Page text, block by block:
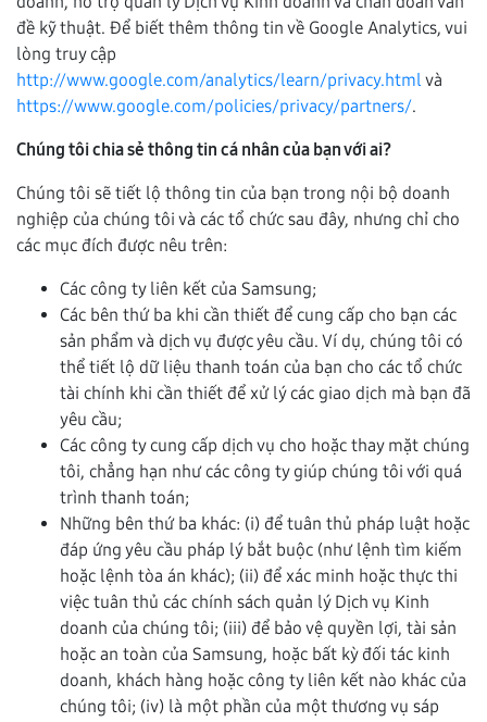
đề kỹ thuật. Để biết thêm thông tin về Google Analytics, vui
lòng truy cập
http://www.google.com/analytics/learn/privacy.htmlvà
https://www.google.com/policies/privacy/partners/.
Chúng tôi chia sẻ thông tin cá nhân của bạn với ai?
Chúng tôi sẽ tiết lộ thông tin của bạn trong nội bộ doanh
nghiệp của chúng tôi và các tổ chức sau đây, nhưng chỉ cho
các mục đích được nêu trên:
Các công ty liên kết của Samsung;
Các bên thứ ba khi cần thiết để cung cấp cho bạn các
sản phẩm và dịch vụ được yêu cầu. Ví dụ, chúng tôi có
thể tiết lộ dữ liệu thanh toán của bạn cho các tổ chức
tài chính khi cần thiết để xử lý các giao dịch mà bạn đã
yêu cầu;
Các công ty cung cấp dịch vụ cho hoặc thay mặt chúng
tôi, chẳng hạn như các công ty giúp chúng tôi với quá
trình thanh toán;
Những bên thứ ba khác: (i) để tuân thủ pháp luật hoặc
đáp ứng yêu cầu pháp lý bắt buộc (như lệnh tìm kiếm
hoặc lệnh tòa án khác); (ii) để xác minh hoặc thực thi
việc tuân thủ các chính sách quản lý Dịch vụ Kinh
doanh của chúng tôi; (iii) để bảo vệ quyền lợi, tài sản
hoặc an toàn của Samsung, hoặc bất kỳ đối tác kinh
doanh, khách hàng hoặc công ty liên kết nào khác của
chúng tôi; (iv) là một phần của một thương vụ sáp